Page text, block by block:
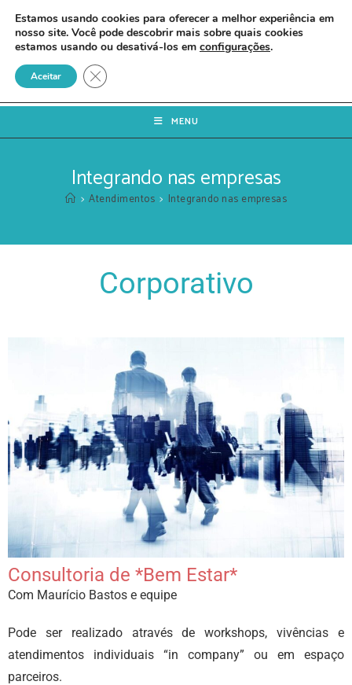
MENU
Integrando nas empresas
> Atendimentos > Integrando nas empresas
Corporativo
Consultoria de *Bem Estar*
Com Maurício Bastos e equipe
Pode ser realizado através de workshops, vivências e
atendimentos individuais “in company” ou em espaço
parceiros.
Estamos usando cookies para oferecer a melhor experiência em
nosso site. Você pode descobrir mais sobre quais cookies
estamos usando ou desativá-los em configurações.
Aceitar Close GDPR Cookie Banner